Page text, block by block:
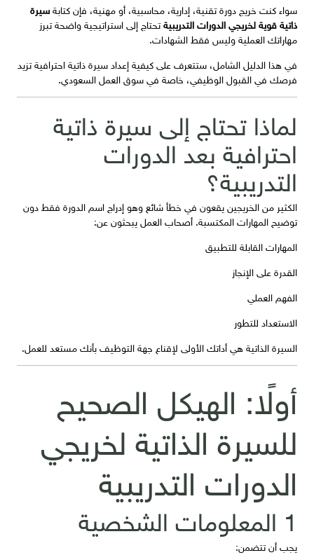
سواء كنت خريج دورة تقنية، إدارية، محاسبية، أو مهنية، فإن كتابةسيرة
ذاتية قوية لخريجي الدورات التدريبيةتحتاج إلى استراتيجية واضحة تبرز
مهاراتك العملية وليس فقط الشهادات.
في هذا الدليل الشامل، ستتعرف على كيفية إعداد سيرة ذاتية احترافية تزيد
فرصك في القبول الوظيفي، خاصة في سوق العمل السعودي.
لماذا تحتاج إلى سيرة ذاتية
احترافية بعد الدورات
التدريبية؟
الكثير من الخريجين يقعون في خطأ شائع وهو إدراج اسم الدورة فقط دون
توضيح المهارات المكتسبة. أصحاب العمل يبحثون عن:
المهارات القابلة للتطبيق
القدرة على الإنجاز
الفهم العملي
الاستعداد للتطور
السيرة الذاتية هي أداتك الأولى لإقناع جهة التوظيف بأنك مستعد للعمل.
أولًا: الهيكل الصحيح
للسيرة الذاتية لخريجي
الدورات التدريبية
1 المعلومات الشخصية
يجب أن تتضمن: